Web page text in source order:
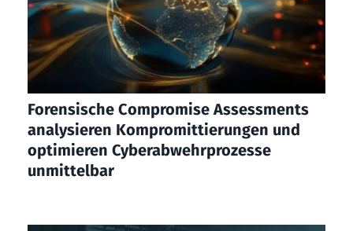
Forensische Compromise Assessments
analysieren Kompromittierungen und
optimieren Cyberabwehrprozesse
unmittelbar